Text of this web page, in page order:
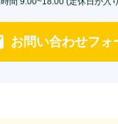
お問い合わせフォ